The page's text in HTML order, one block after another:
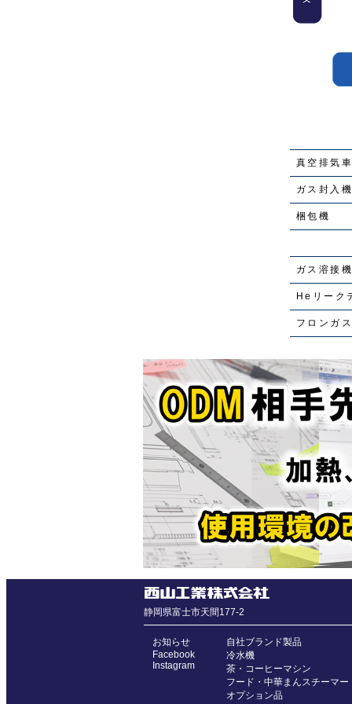
真空排気車
ガス封入機
梱包機
ガス溶接機
Heリー
フロンガ
静岡県富士市天間177-2
お知らせ
Facebook
Instagram
自社ブランド製品
冷水機
茶・コーヒーマシン
フード・中華まんスチーマー
オプション品